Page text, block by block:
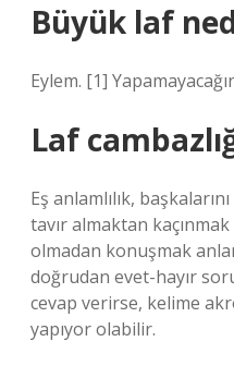
Büyük laf
Eylem. [1]
Laf
Eş anlamlılık,
tavır almaktan
olmadan konuşmak
doğrudan evet-hayır
cevap verirse, kelime
yapıyor olabilir.